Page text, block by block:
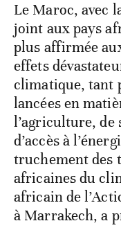
Le Maroc, avec
joint aux pays
plus affirmée
effets
climatique, tant
lancées en
l’agriculture, de
d’accès à
truchement des
africaines du
africain de
à Marrakech, a